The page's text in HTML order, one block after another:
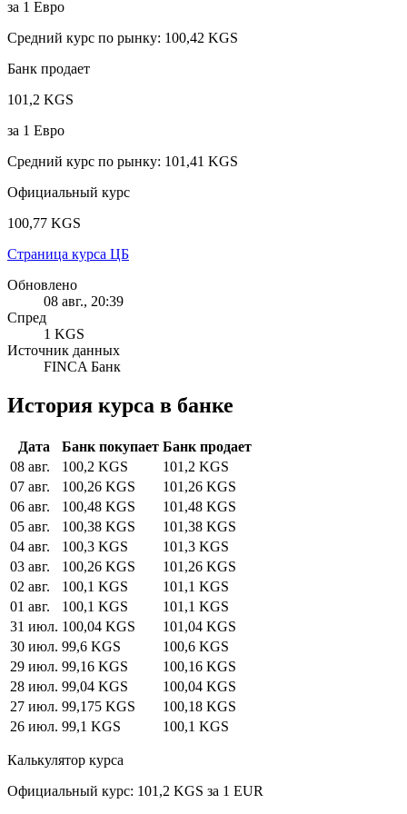
за 1 Евро
Средний курс по рынку: 100,42 KGS
Банк продает
101,2 KGS
за 1 Евро
Средний курс по рынку: 101,41 KGS
Официальный курс
100,77 KGS
Страница курса ЦБ
Обновлено
08 авг., 20:39
Спред
1 KGS
Источник данных
FINCA Банк
История курса в банке
Дата Банк покупает Банк продает
08 авг.
100,2 KGS
101,2 KGS
07 авг.
100,26 KGS
101,26 KGS
06 авг.
100,48 KGS
101,48 KGS
05 авг.
100,38 KGS
101,38 KGS
04 авг.
100,3 KGS
101,3 KGS
03 авг.
100,26 KGS
101,26 KGS
02 авг.
100,1 KGS
101,1 KGS
01 авг.
100,1 KGS
101,1 KGS
31 июл. 100,04 KGS
101,04 KGS
30 июл. 99,6 KGS
100,6 KGS
29 июл. 99,16 KGS
100,16 KGS
28 июл. 99,04 KGS
100,04 KGS
27 июл. 99,175 KGS
100,18 KGS
26 июл. 99,1 KGS 100,1 KGS
Калькулятор курса
Официальный курс: 101,2 KGS за 1 EUR